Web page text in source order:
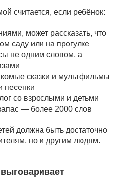
считается, если ребёнок:
может рассказать, что
саду или на прогулке
не одним словом, а
сказки и мультфильмы
песенки
со взрослыми и детьми
— более 2000 слов
должна быть достаточно
но и другим людям.